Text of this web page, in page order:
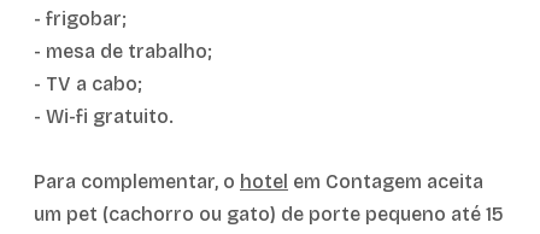
- frigobar;
- mesa de trabalho;
- TV a cabo;
- Wi-fi gratuito.
Para complementar, o hotel em Contagem aceita
um pet (cachorro ou gato) de porte pequeno até 15